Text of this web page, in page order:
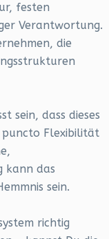
festen
Verantwortung.
die
sein, dass dieses
Flexibilität
kann das
sein.
richtig